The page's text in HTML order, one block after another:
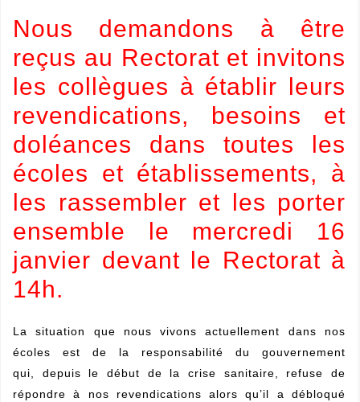
Nous demandons à être
reçus au Rectorat et invitons
les collègues à établir leurs
revendications, besoins et
doléances dans toutes les
écoles et établissements, à
les rassembler et les porter
ensemble le mercredi 16
janvier devant le Rectorat à
14h.
La situation que nous vivons actuellement dans nos
écoles est de la responsabilité du gouvernement
qui, depuis le début de la crise sanitaire, refuse de
répondre à nos revendications alors qu’il a débloqué